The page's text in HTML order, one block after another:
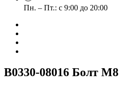
Пн. – Пт.: с 9:00 до 20:00
B0330-08016 Болт М8